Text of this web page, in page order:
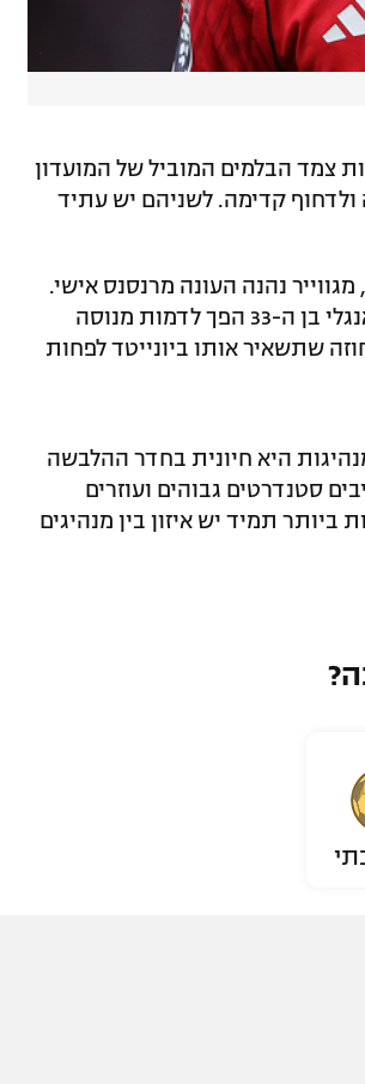
צמד הבלמים המוביל של המועדון
ולדחוף קדימה. לשניהם יש עתיד
למרות שסרט הקפטן נלקח ממנו על ידי אריק טן האח ב-2023, מגווייר נהנה העונה מרנסנס אישי.
אחרי שנראה היה כי דרכו במועדון מתקרבת לסיום, הבלם האנגלי בן ה-33 הפך לדמות מנוסה
שתשאיר אותו ביונייטד לפחות
היא חיונית בחדר ההלבשה
סטנדרטים גבוהים ועוזרים
תמיד יש איזון בין מנהיגים